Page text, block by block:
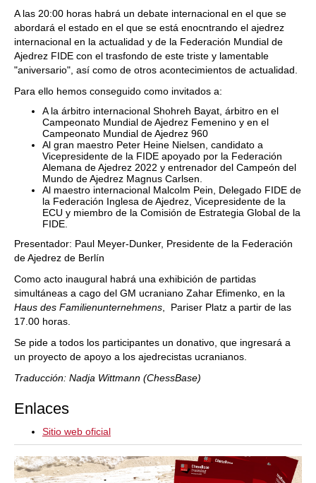
A las 20:00 horas habrá un debate internacional en el que se
abordará el estado en el que se está enocntrando el ajedrez
internacional en la actualidad y de la Federación Mundial de
Ajedrez FIDE con el trasfondo de este triste y lamentable
"aniversario", así como de otros acontecimientos de actualidad.
Para ello hemos conseguido como invitados a:
A la árbitro internacional Shohreh Bayat, árbitro en el
Campeonato Mundial de Ajedrez Femenino y en el
Campeonato Mundial de Ajedrez 960
Al gran maestro Peter Heine Nielsen, candidato a
Vicepresidente de la FIDE apoyado por la Federación
Alemana de Ajedrez 2022 y entrenador del Campeón del
Mundo de Ajedrez Magnus Carlsen.
Al maestro internacional Malcolm Pein, Delegado FIDE de
la Federación Inglesa de Ajedrez, Vicepresidente de la
ECU y miembro de la Comisión de Estrategia Global de la
FIDE.
Presentador: Paul Meyer-Dunker, Presidente de la Federación
de Ajedrez de Berlín
Como acto inaugural habrá una exhibición de partidas
simultáneas a cago del GM ucraniano Zahar Efimenko, en la
Haus des Familienunternehmens , Pariser Platz a partir de las
17.00 horas.
Se pide a todos los participantes un donativo, que ingresará a
un proyecto de apoyo a los ajedrecistas ucranianos.
Traducción: Nadja Wittmann (ChessBase)
Enlaces
Sitio web oficial